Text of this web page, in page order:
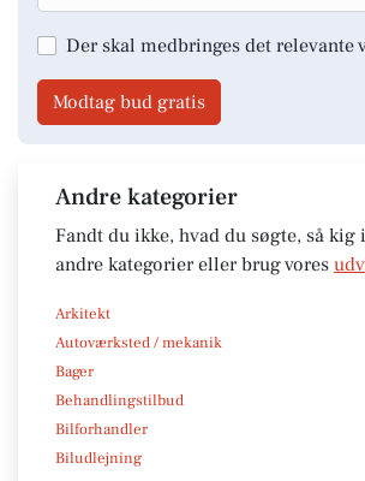
Der skal medbringes det relevante
Modtag bud gratis
Andre kategorier
Fandt du ikke, hvad du søgte, så kig
andre kategorier eller brug vores
Arkitekt
Autoværksted / mekanik
Bager
Behandlingstilbud
Bilforhandler
Biludlejning